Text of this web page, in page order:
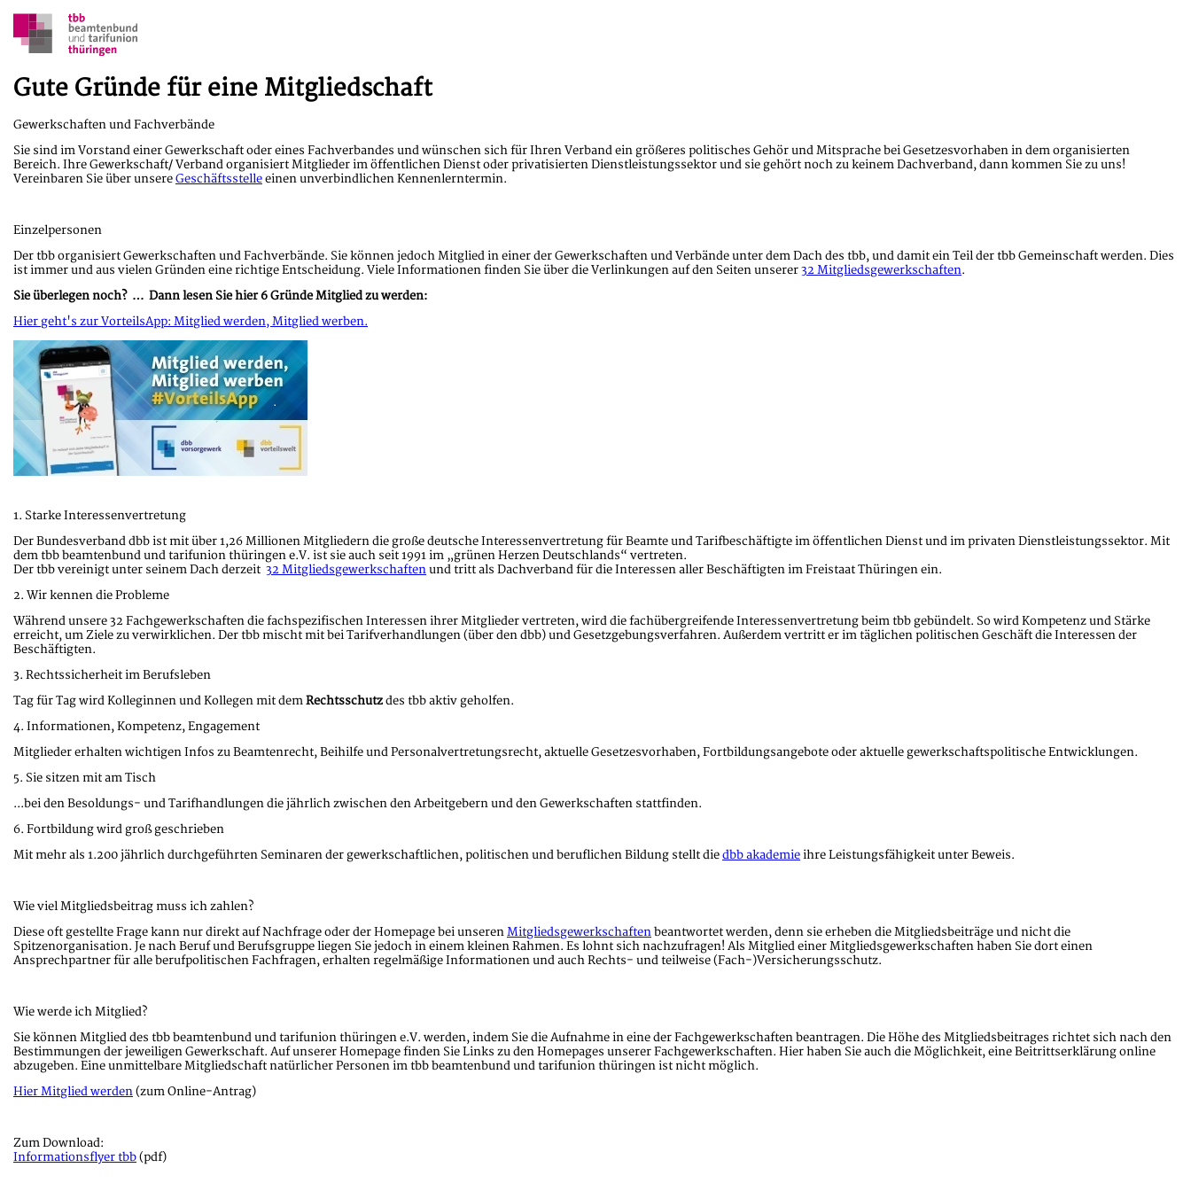
Gute Gründe für eine Mitgliedschaft
Gewerkschaften und Fachverbände
Sie sind im Vorstand einer Gewerkschaft oder eines Fachverbandes und wünschen sich für Ihren Verband ein größeres politisches Gehör und Mitsprache bei Gesetzesvorhaben in dem organisierten
Bereich. Ihre Gewerkschaft/ Verband organisiert Mitglieder im öffentlichen Dienst oder privatisierten Dienstleistungssektor und sie gehört noch zu keinem Dachverband, dann kommen Sie zu uns!
Vereinbaren Sie über unsereGeschäftsstelleeinen unverbindlichen Kennenlerntermin.
Einzelpersonen
Der tbb organisiert Gewerkschaften und Fachverbände. Sie können jedoch Mitglied in einer der Gewerkschaften und Verbände unter dem Dach des tbb, und damit ein Teil der tbb Gemeinschaft werden. Dies
ist immer und aus vielen Gründen eine richtige Entscheidung. Viele Informationen finden Sie über die Verlinkungen auf den Seiten unserer32 Mitgliedsgewerkschaften.
Sie überlegen noch? … Dann lesen Sie hier 6 Gründe Mitglied zu werden:
Hier geht's zur VorteilsApp: Mitglied werden, Mitglied werben.
1. Starke Interessenvertretung
Der Bundesverband dbb ist mit über 1,26 Millionen Mitgliedern die große deutsche Interessenvertretung für Beamte und Tarifbeschäftigte im öffentlichen Dienst und im privaten Dienstleistungssektor. Mit
dem tbb beamtenbund und tarifunion thüringen e.V. ist sie auch seit 1991 im „grünen Herzen Deutschlands“ vertreten.
Der tbb vereinigt unter seinem Dach derzeit 32 Mitgliedsgewerkschaftenund tritt als Dachverband für die Interessen aller Beschäftigten im Freistaat Thüringen ein.
2. Wir kennen die Probleme
Während unsere 32 Fachgewerkschaften die fachspezifischen Interessen ihrer Mitglieder vertreten, wird die fachübergreifende Interessenvertretung beim tbb gebündelt. So wird Kompetenz und Stärke
erreicht, um Ziele zu verwirklichen. Der tbb mischt mit bei Tarifverhandlungen (über den dbb) und Gesetzgebungsverfahren. Außerdem vertritt er im täglichen politischen Geschäft die Interessen der
Beschäftigten.
3. Rechtssicherheit im Berufsleben
Tag für Tag wird Kolleginnen und Kollegen mit demRechtsschutzdes tbb aktiv geholfen.
4. Informationen, Kompetenz, Engagement
Mitglieder erhalten wichtigen Infos zu Beamtenrecht, Beihilfe und Personalvertretungsrecht, aktuelle Gesetzesvorhaben, Fortbildungsangebote oder aktuelle gewerkschaftspolitische Entwicklungen.
5. Sie sitzen mit am Tisch
...bei den Besoldungs- und Tarifhandlungen die jährlich zwischen den Arbeitgebern und den Gewerkschaften stattfinden.
6. Fortbildung wird groß geschrieben
Mit mehr als 1.200 jährlich durchgeführten Seminaren der gewerkschaftlichen, politischen und beruflichen Bildung stellt diedbb akademieihre Leistungsfähigkeit unter Beweis.
Wie viel Mitgliedsbeitrag muss ich zahlen?
Diese oft gestellte Frage kann nur direkt auf Nachfrage oder der Homepage bei unserenMitgliedsgewerkschaftenbeantwortet werden, denn sie erheben die Mitgliedsbeiträge und nicht die
Spitzenorganisation. Je nach Beruf und Berufsgruppe liegen Sie jedoch in einem kleinen Rahmen. Es lohnt sich nachzufragen! Als Mitglied einer Mitgliedsgewerkschaften haben Sie dort einen
Ansprechpartner für alle berufpolitischen Fachfragen, erhalten regelmäßige Informationen und auch Rechts- und teilweise (Fach-)Versicherungsschutz.
Wie werde ich Mitglied?
Sie können Mitglied des tbb beamtenbund und tarifunion thüringen e.V. werden, indem Sie die Aufnahme in eine der Fachgewerkschaften beantragen. Die Höhe des Mitgliedsbeitrages richtet sich nach den
Bestimmungen der jeweiligen Gewerkschaft. Auf unserer Homepage finden Sie Links zu den Homepages unserer Fachgewerkschaften. Hier haben Sie auch die Möglichkeit, eine Beitrittserklärung online
abzugeben. Eine unmittelbare Mitgliedschaft natürlicher Personen im tbb beamtenbund und tarifunion thüringen ist nicht möglich.
Hier Mitglied werden(zum Online-Antrag)
Zum Download:
Informationsflyer tbb(pdf)